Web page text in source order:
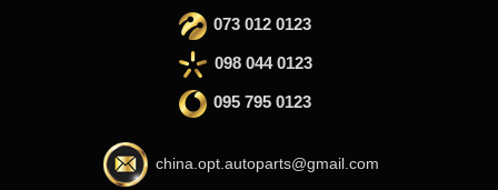
073 012 0123
098 044 0123
095 795 0123
china.opt.autoparts@gmail.com